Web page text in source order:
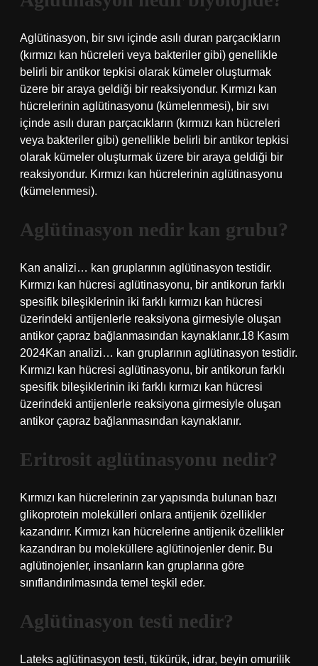
Aglütinasyon, bir sıvı içinde asılı duran parçacıkların
(kırmızı kan hücreleri veya bakteriler gibi) genellikle
belirli bir antikor tepkisi olarak kümeler oluşturmak
üzere bir araya geldiği bir reaksiyondur. Kırmızı kan
hücrelerinin aglütinasyonu (kümelenmesi), bir sıvı
içinde asılı duran parçacıkların (kırmızı kan hücreleri
veya bakteriler gibi) genellikle belirli bir antikor tepkisi
olarak kümeler oluşturmak üzere bir araya geldiği bir
reaksiyondur. Kırmızı kan hücrelerinin aglütinasyonu
(kümelenmesi).
Aglütinasyon nedir kan grubu?
Kan analizi… kan gruplarının aglütinasyon testidir.
Kırmızı kan hücresi aglütinasyonu, bir antikorun farklı
spesifik bileşiklerinin iki farklı kırmızı kan hücresi
üzerindeki antijenlerle reaksiyona girmesiyle oluşan
antikor çapraz bağlanmasından kaynaklanır.18 Kasım
2024Kan analizi… kan gruplarının aglütinasyon testidir.
Kırmızı kan hücresi aglütinasyonu, bir antikorun farklı
spesifik bileşiklerinin iki farklı kırmızı kan hücresi
üzerindeki antijenlerle reaksiyona girmesiyle oluşan
antikor çapraz bağlanmasından kaynaklanır.
Eritrosit aglütinasyonu nedir?
Kırmızı kan hücrelerinin zar yapısında bulunan bazı
glikoprotein molekülleri onlara antijenik özellikler
kazandırır. Kırmızı kan hücrelerine antijenik özellikler
kazandıran bu moleküllere aglütinojenler denir. Bu
aglütinojenler, insanların kan gruplarına göre
sınıflandırılmasında temel teşkil eder.
Aglütinasyon testi nedir?
Lateks aglütinasyon testi, tükürük, idrar, beyin omurilik